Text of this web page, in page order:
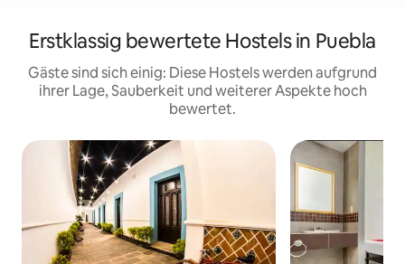
Erstklassig bewertete Hostels in Puebla
Gäste sind sich einig: Diese Hostels werden aufgrund
ihrer Lage, Sauberkeit und weiterer Aspekte hoch
bewertet.